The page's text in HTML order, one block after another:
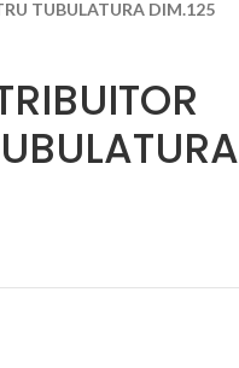
TUBULATURA DIM.125